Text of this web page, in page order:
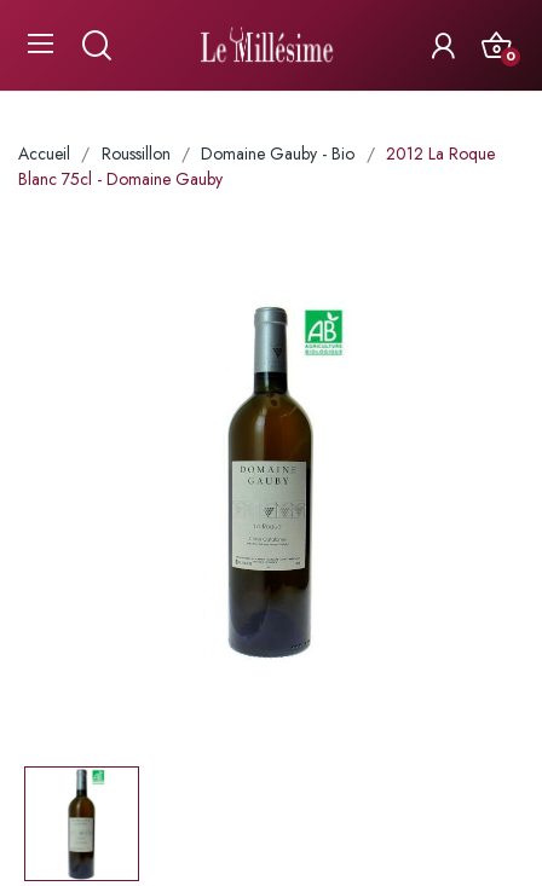
0
Accueil Roussillon Domaine Gauby - Bio
2012 La Roque
Blanc 75cl - Domaine Gauby